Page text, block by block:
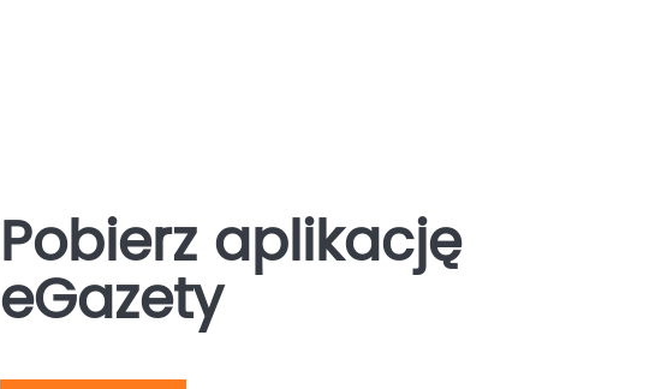
Pobierz aplikację
eGazety